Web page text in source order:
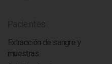
Extracción de sangre y
muestras